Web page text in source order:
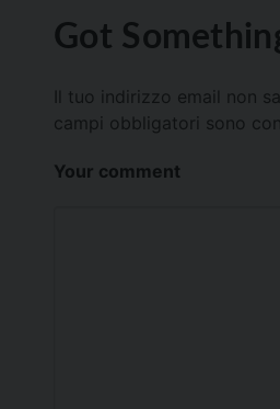
Got
Il tuo indirizzo email non
campi obbligatori sono
Your comment